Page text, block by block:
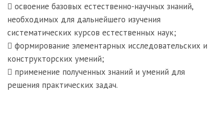
 освоение базовых естественно-научных знаний,
необходимых для дальнейшего изучения
систематических курсов естественных наук;
 формирование элементарных исследовательских и
конструкторских умений;
 применение полученных знаний и умений для
решения практических задач.